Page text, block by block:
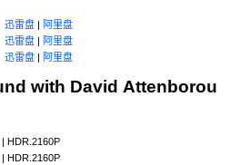
迅雷盘 | 阿里盘
迅雷盘 | 阿里盘
迅雷盘 | 阿里盘
with David Attenborou
HDR.2160P
HDR.2160P